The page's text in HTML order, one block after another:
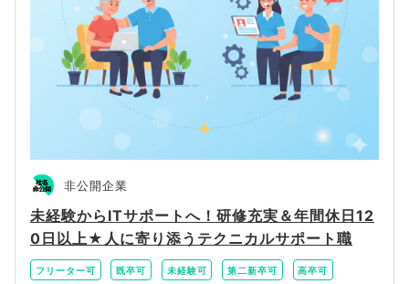
非公開企業
未経験からITサポートへ！研修充実＆年間休日12
0日以上★人に寄り添うテクニカルサポート職
フリーター可 既卒可 未経験可 第二新卒可 高卒可